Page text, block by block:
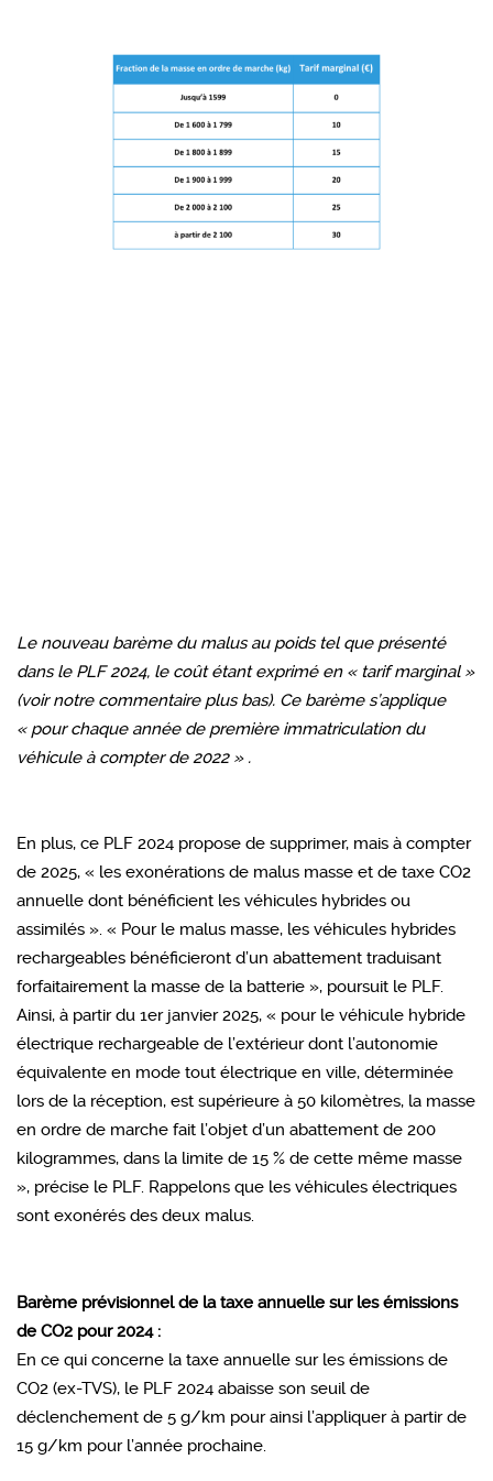
Le nouveau barème du malus au poids tel que présenté
dans le PLF 2024, le coût étant exprimé en « tarif marginal »
(voir notre commentaire plus bas). Ce barème s’applique
« pour chaque année de première immatriculation du
véhicule à compter de 2022 » .
En plus, ce PLF 2024 propose de supprimer, mais à compter
de 2025, « les exonérations de malus masse et de taxe CO2
annuelle dont bénéficient les véhicules hybrides ou
assimilés ». « Pour le malus masse, les véhicules hybrides
rechargeables bénéficieront d’un abattement traduisant
forfaitairement la masse de la batterie », poursuit le PLF.
Ainsi, à partir du 1er janvier 2025, « pour le véhicule hybride
électrique rechargeable de l’extérieur dont l’autonomie
équivalente en mode tout électrique en ville, déterminée
lors de la réception, est supérieure à 50 kilomètres, la masse
en ordre de marche fait l’objet d’un abattement de 200
kilogrammes, dans la limite de 15 % de cette même masse
», précise le PLF. Rappelons que les véhicules électriques
sont exonérés des deux malus.
Barème prévisionnel de la taxe annuelle sur les émissions
de CO2 pour 2024 :
En ce qui concerne la taxe annuelle sur les émissions de
CO2 (ex-TVS), le PLF 2024 abaisse son seuil de
déclenchement de 5 g/km pour ainsi l’appliquer à partir de
15 g/km pour l’année prochaine.